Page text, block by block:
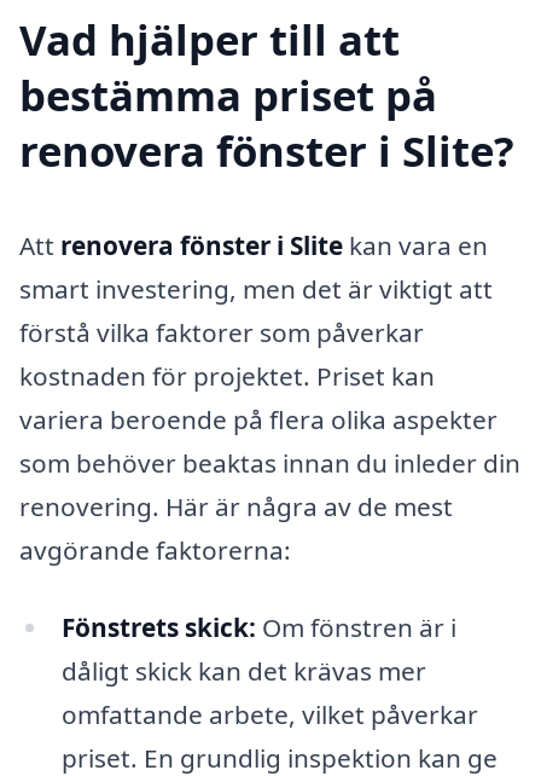
Vad hjälper till att
bestämma priset på
renovera fönster i Slite?
Att renovera fönster i Slite kan vara en
smart investering, men det är viktigt att
förstå vilka faktorer som påverkar
kostnaden för projektet. Priset kan
variera beroende på flera olika aspekter
som behöver beaktas innan du inleder din
renovering. Här är några av de mest
avgörande faktorerna:
Fönstrets skick: Om fönstren är i
dåligt skick kan det krävas mer
omfattande arbete, vilket påverkar
priset. En grundlig inspektion kan ge